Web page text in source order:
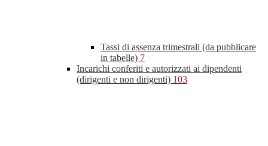
Tassi di assenza trimestrali (da pubblicare
in tabelle) 7
Incarichi conferiti e autorizzati ai dipendenti
(dirigenti e non dirigenti) 103